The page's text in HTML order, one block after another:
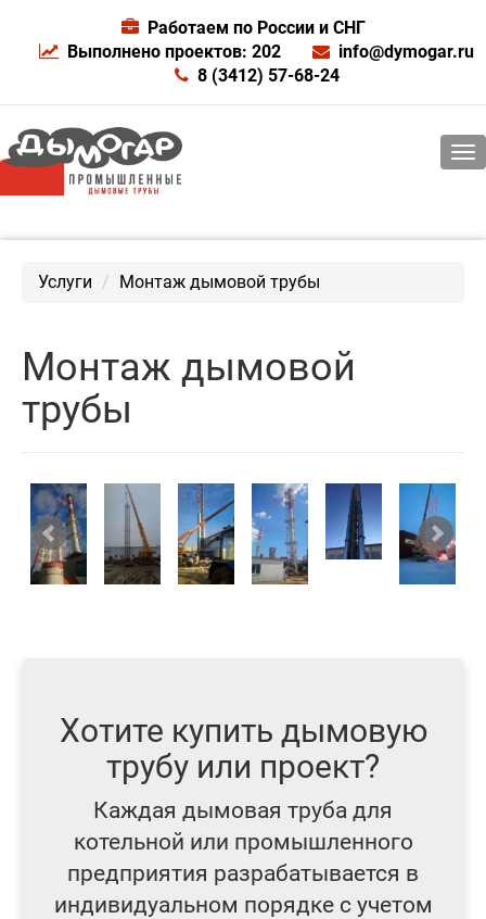
Работаем по России и СНГ
Выполнено проектов: 202
info@dymogar.ru
8 (3412) 57-68-24
Услуги Монтаж дымовой трубы
Монтаж дымовой
трубы
Хотите купить дымовую
трубу или проект?
Каждая дымовая труба для
котельной или промышленного
предприятия разрабатывается в
индивидуальном порядке с учетом